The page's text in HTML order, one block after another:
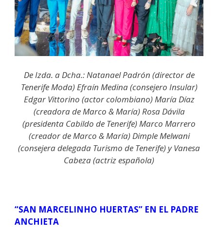
De Izda. a Dcha.: Natanael Padrón (director de
Tenerife Moda) Efraín Medina (consejero Insular)
Edgar Vittorino (actor colombiano) María Díaz
(creadora de Marco & María) Rosa Dávila
(presidenta Cabildo de Tenerife) Marco Marrero
(creador de Marco & María) Dimple Melwani
(consejera delegada Turismo de Tenerife) y Vanesa
Cabeza (actriz española)
“SAN MARCELINHO HUERTAS” EN EL PADRE
ANCHIETA